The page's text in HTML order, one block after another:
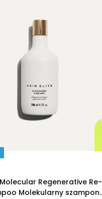
Molecular Regenerative Re-
Molekularny szampon